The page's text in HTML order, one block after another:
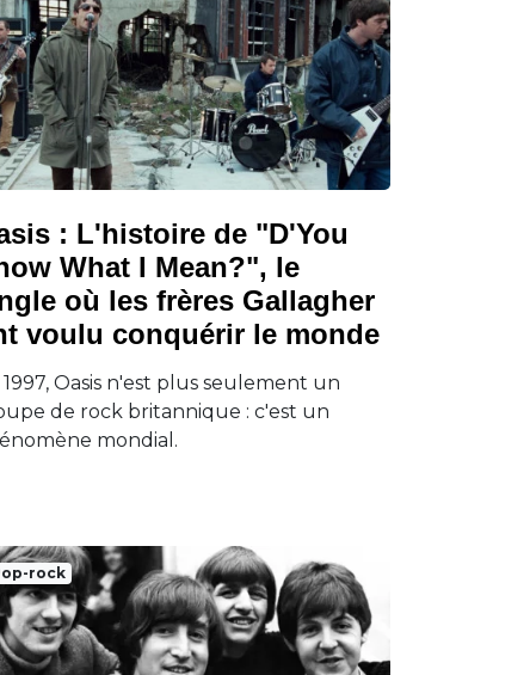
: L'histoire de "D'You
What I Mean?", le
où les frères Gallagher
voulu conquérir le monde
1997, Oasis n'est plus seulement un
de rock britannique : c'est un
mondial.
rock